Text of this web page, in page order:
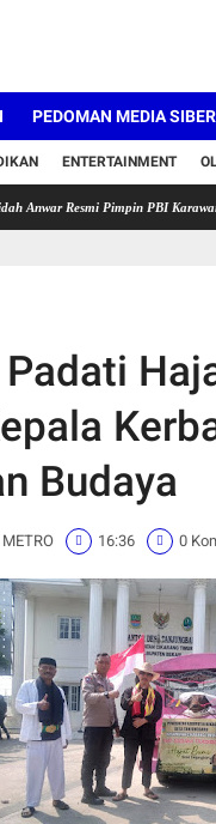
PEDOMAN MEDIA SIBER
ENTERTAINMENT
Pimpin PBI Karawang, Siap
Budaya
16:36 0